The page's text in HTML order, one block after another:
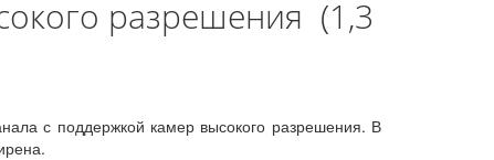
разрешения (1,3
с поддержкой камер высокого разрешения. В